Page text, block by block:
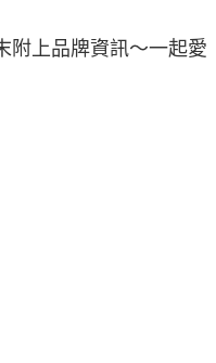
附上品牌資訊～一起愛